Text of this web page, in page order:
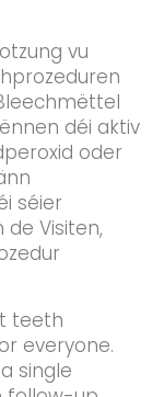
vu
déi aktiv
oder
séier
de Visiten,
teeth
everyone.
single